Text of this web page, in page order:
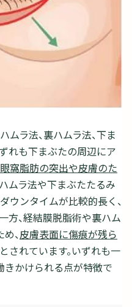
ムラ法、裏ハムラ法、下ま
れも下まぶたの周辺にア
窩脂肪の突出や皮膚のた
ハムラ法や下まぶたたるみ
ウンタイムが比較的長く、
方、経結膜脱脂術や裏ハム
、皮膚表面に傷痕が残ら
とされています。いずれも一
かけられる点が特徴で